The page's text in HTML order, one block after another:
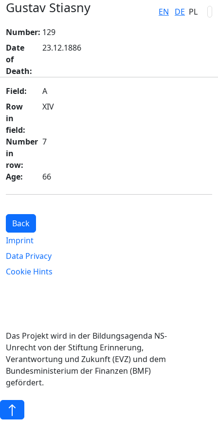
EN DE PL
Gustav Stiasny
Number: 129
Date
of
Death:
23.12.1886
Field:
A
Row
in
field:
XIV
Number
in
row:
7
Age: 66
Back
Imprint
Data Privacy
Cookie Hints
Das Projekt wird in der Bildungsagenda NS-
Unrecht von der Stiftung Erinnerung,
Verantwortung und Zukunft (EVZ) und dem
Bundesministerium der Finanzen (BMF)
gefördert.